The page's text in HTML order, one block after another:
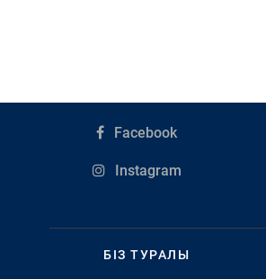
Facebook
Instagram
БІЗ ТУРАЛЫ